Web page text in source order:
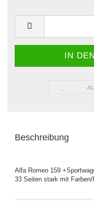
Beschreibung
Alfa Romeo 159
33 Seiten stark mit Farben/